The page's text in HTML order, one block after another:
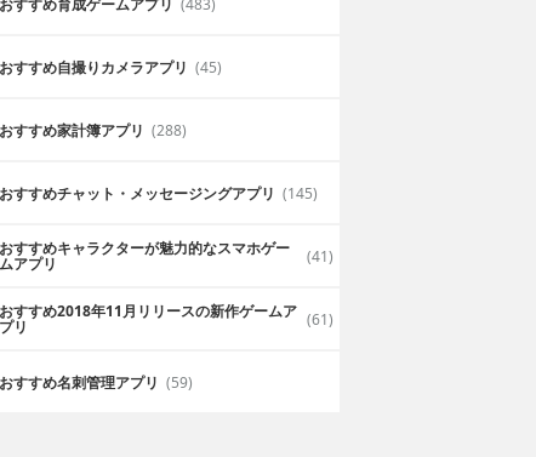
おすすめ自撮りカメラアプリ (45)
おすすめ家計簿アプリ (288)
おすすめチャット・メッセージングアプリ (145)
おすすめキャラクターが魅力的なスマホゲー
ムアプリ (41)
おすすめ2018年11月リリースの新作ゲームア
プリ (61)
おすすめ名刺管理アプリ (59)